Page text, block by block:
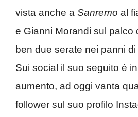
vista anche a Sanremo al
e Gianni Morandi sul palco
ben due serate nei panni
Sui social il suo seguito è
aumento, ad oggi vanta
follower sul suo profilo